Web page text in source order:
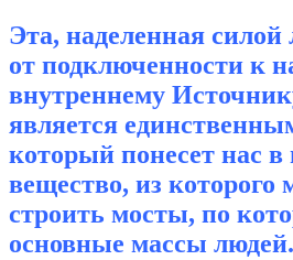
Эта, наделенная
от подключенности к
внутреннему
является
который понесет нас в
вещество, из
строить мосты, по
основные массы людей.